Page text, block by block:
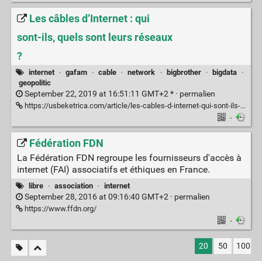
Les câbles d’Internet : qui
sont-ils, quels sont leurs réseaux
?
internet · gafam · cable · network · bigbrother · bigdata
·
geopolitic
September 22, 2019 at 16:51:11 GMT+2 * · permalien
https://usbeketrica.com/article/les-cables-d-internet-qui-sont-ils-quels-sont-leurs-reseaux
·
Fédération FDN
La Fédération FDN regroupe les fournisseurs d'accès à
internet (FAI) associatifs et éthiques en France.
libre · association · internet
September 28, 2016 at 09:16:40 GMT+2 · permalien
https://www.ffdn.org/
·
20 50 100